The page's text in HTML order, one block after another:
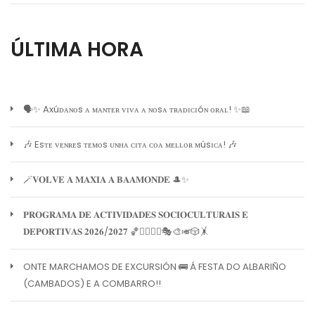
ÚLTIMA HORA
🗣️✨ Axúᴅᴀɴᴏs ᴀ ᴍᴀɴᴛᴇʀ ᴠɪᴠᴀ ᴀ ɴᴏsᴀ ᴛʀᴀᴅɪᴄɪóɴ ᴏʀᴀʟ! ✨📖
🎶 Esᴛᴇ ᴠᴇɴʀᴇs ᴛᴇᴍᴏs ᴜɴʜᴀ ᴄɪᴛᴀ ᴄᴏᴀ ᴍᴇʟʟᴏʀ ᴍúsɪᴄᴀ! 🎶
🪄𝐕𝐎𝐋𝐕𝐄 𝐀 𝐌𝐀𝐗𝐈𝐀 𝐀 𝐁𝐀𝐀𝐌𝐎𝐍𝐃𝐄 🎩✨
𝐏𝐑𝐎𝐆𝐑𝐀𝐌𝐀 𝐃𝐄 𝐀𝐂𝐓𝐈𝐕𝐈𝐃𝐀𝐃𝐄𝐒 𝐒𝐎𝐂𝐈𝐎𝐂𝐔𝐋𝐓𝐔𝐑𝐀𝐈𝐒 𝐄
𝐃𝐄𝐏𝐎𝐑𝐓𝐈𝐕𝐀𝐒 𝟐𝟎𝟐𝟔/𝟐𝟎𝟐𝟕 🏀🏊‍♀️🧘‍♀️🎭🎨🎺🎲🤸
ONTE MARCHAMOS DE EXCURSIÓN 🚌 Á FESTA DO ALBARIÑO
(CAMBADOS) E A COMBARRO!!